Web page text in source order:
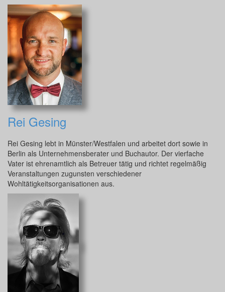
Rei Gesing
Rei Gesing lebt in Münster/Westfalen und arbeitet dort sowie in
Berlin als Unternehmensberater und Buchautor. Der vierfache
Vater ist ehrenamtlich als Betreuer tätig und richtet regelmäßig
Veranstaltungen zugunsten verschiedener
Wohltätigkeitsorganisationen aus.